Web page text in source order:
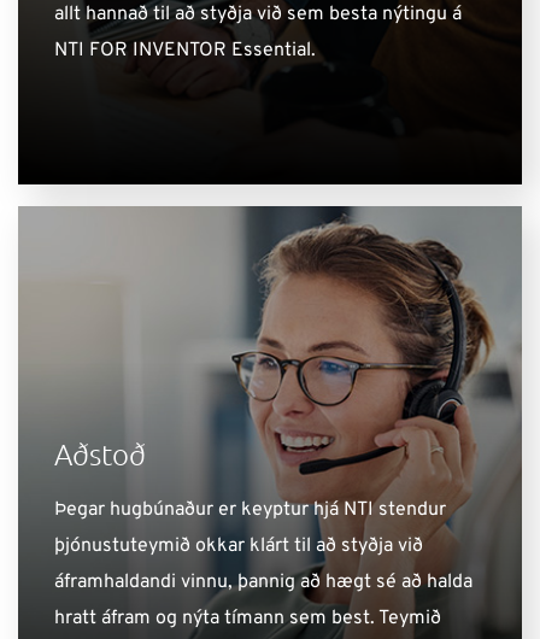
allt hannað til að styðja við sem besta nýtingu á
NTI FOR INVENTOR Essential.
Aðstoð
Þegar hugbúnaður er keyptur hjá NTI stendur
þjónustuteymið okkar klárt til að styðja við
áframhaldandi vinnu, þannig að hægt sé að halda
hratt áfram og nýta tímann sem best. Teymið